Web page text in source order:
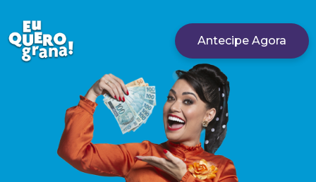
Antecipe Agora